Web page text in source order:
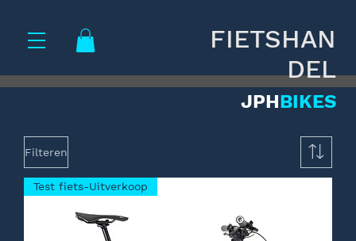
FIETSHAN
DEL
JPHBIKES
Filteren
Test fiets-Uitverkoop